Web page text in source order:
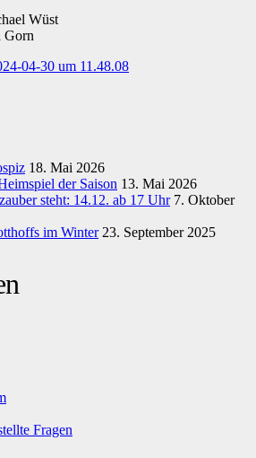
Wüst
18. Mai 2026
der Saison 13. Mai 2026
steht: 14.12. ab 17 Uhr 7. Oktober
im Winter 23. September 2025
Fragen